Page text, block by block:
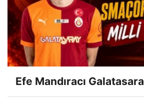
Efe Mandıracı